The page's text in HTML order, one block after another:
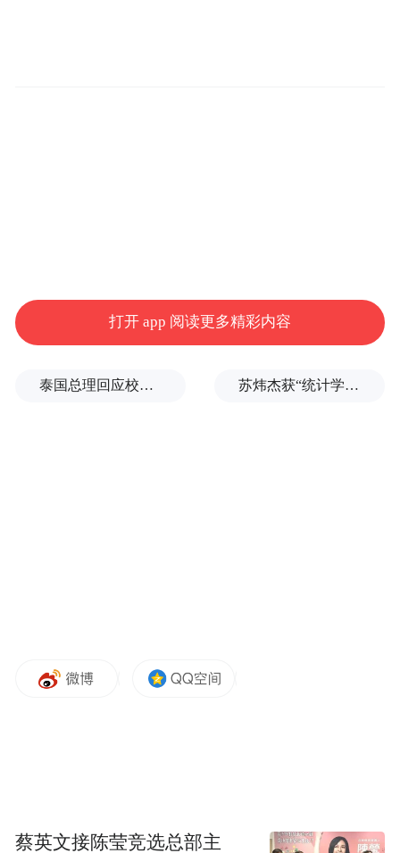
打开 app 阅读更多精彩内容
泰国总理回应校园枪击事件：这是很不幸的事情 苏炜杰获“统计学界的诺贝尔奖”，又是北大数院07级
蔡英文接陈莹竞选总部主